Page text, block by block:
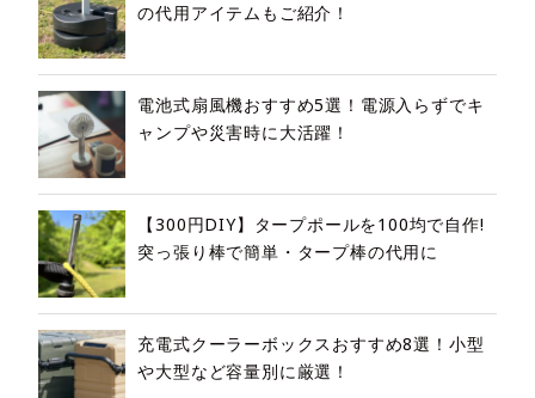
の代用アイテムもご紹介！
電池式扇風機おすすめ5選！電源入らずでキ
ャンプや災害時に大活躍！
【300円DIY】タープポールを100均で自作!
突っ張り棒で簡単・タープ棒の代用に
充電式クーラーボックスおすすめ8選！小型
や大型など容量別に厳選！